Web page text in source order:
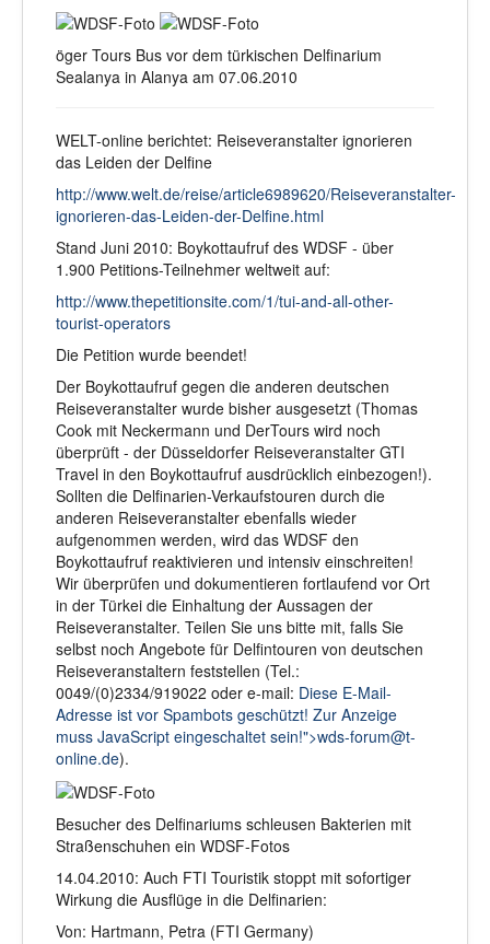
öger Tours Bus vor dem türkischen Delfinarium
Sealanya in Alanya am 07.06.2010
WELT-online berichtet: Reiseveranstalter ignorieren
das Leiden der Delfine
http://www.welt.de/reise/article6989620/Reiseveranstalter-
ignorieren-das-Leiden-der-Delfine.html
Stand Juni 2010: Boykottaufruf des WDSF - über
1.900 Petitions-Teilnehmer weltweit auf:
http://www.thepetitionsite.com/1/tui-and-all-other-
tourist-operators
Die Petition wurde beendet!
Der Boykottaufruf gegen die anderen deutschen
Reiseveranstalter wurde bisher ausgesetzt (Thomas
Cook mit Neckermann und DerTours wird noch
überprüft - der Düsseldorfer Reiseveranstalter GTI
Travel in den Boykottaufruf ausdrücklich einbezogen!).
Sollten die Delfinarien-Verkaufstouren durch die
anderen Reiseveranstalter ebenfalls wieder
aufgenommen werden, wird das WDSF den
Boykottaufruf reaktivieren und intensiv einschreiten!
Wir überprüfen und dokumentieren fortlaufend vor Ort
in der Türkei die Einhaltung der Aussagen der
Reiseveranstalter. Teilen Sie uns bitte mit, falls Sie
selbst noch Angebote für Delfintouren von deutschen
Reiseveranstaltern feststellen (Tel.:
0049/(0)2334/919022 oder e-mail: Diese E-Mail-
Adresse ist vor Spambots geschützt! Zur Anzeige
muss JavaScript eingeschaltet sein!">wds-forum@t-
online.de).
Besucher des Delfinariums schleusen Bakterien mit
Straßenschuhen ein WDSF-Fotos
14.04.2010: Auch FTI Touristik stoppt mit sofortiger
Wirkung die Ausflüge in die Delfinarien:
Von: Hartmann, Petra (FTI Germany)